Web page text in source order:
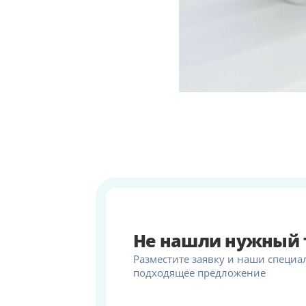
Не нашли нужный
Разместите заявку и наши
подходящее предложение